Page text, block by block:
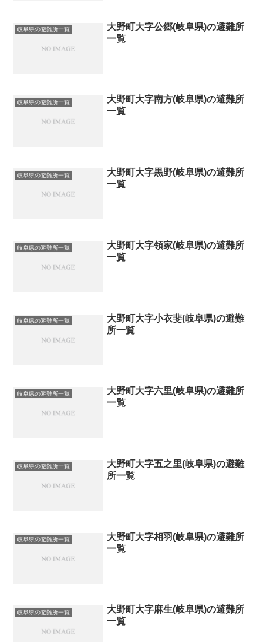
岐阜県の避難所一覧
大野町大字公郷(岐阜県)の避難所
一覧
岐阜県の避難所一覧
大野町大字南方(岐阜県)の避難所
一覧
岐阜県の避難所一覧
大野町大字黒野(岐阜県)の避難所
一覧
岐阜県の避難所一覧
大野町大字領家(岐阜県)の避難所
一覧
岐阜県の避難所一覧
大野町大字小衣斐(岐阜県)の避難
所一覧
岐阜県の避難所一覧
大野町大字六里(岐阜県)の避難所
一覧
岐阜県の避難所一覧
大野町大字五之里(岐阜県)の避難
所一覧
岐阜県の避難所一覧
大野町大字相羽(岐阜県)の避難所
一覧
岐阜県の避難所一覧
大野町大字麻生(岐阜県)の避難所
一覧